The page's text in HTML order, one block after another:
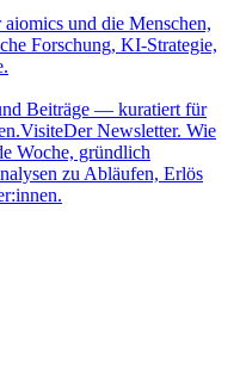
und die Menschen,
Forschung, KI-Strategie,
Beiträge — kuratiert für
VisiteDer Newsletter. Wie
Woche, gründlich
zu Abläufen, Erlös